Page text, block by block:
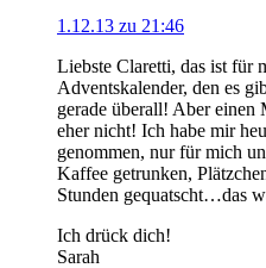
1.12.13 zu 21:46
Liebste Claretti, das ist für
Adventskalender, den es
gerade überall! Aber einen
eher nicht! Ich habe mir
genommen, nur für mich
Kaffee getrunken,
Stunden gequatscht…das
Ich drück dich!
Sarah